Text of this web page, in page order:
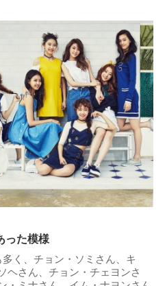
った模様
多く、チョン・ソミさん、キ
ヘさん、チョン・チェヨンさ